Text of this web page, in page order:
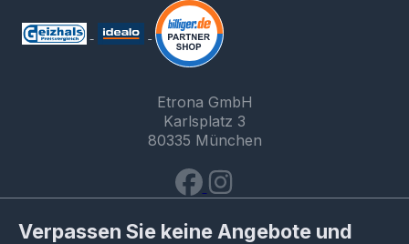
Etrona GmbH
Karlsplatz 3
80335 München
Verpassen Sie keine Angebote und